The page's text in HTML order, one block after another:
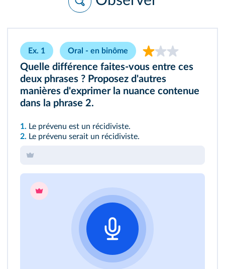
Ex. 1 Oral - en binôme
Quelle différence faites-vous entre ces
deux phrases ? Proposez d'autres
manières d'exprimer la nuance contenue
dans la phrase 2.
1. Le prévenu est un récidiviste.
2. Le prévenu serait un récidiviste.